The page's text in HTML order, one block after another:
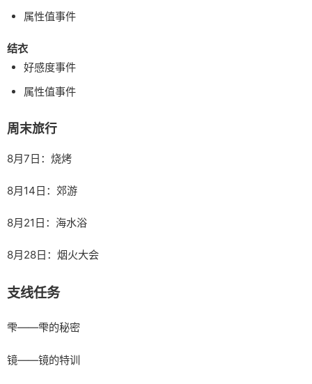
属性值事件
结衣
好感度事件
属性值事件
周末旅行
8月7日：烧烤
8月14日：郊游
8月21日：海水浴
8月28日：烟火大会
支线任务
雫——雫的秘密
镜——镜的特训